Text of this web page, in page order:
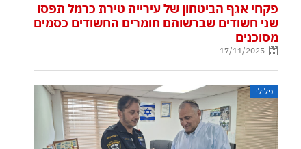
פקחי אגף הביטחון של עיריית טירת כרמל תפסו
שני חשודים שברשותם חומרים החשודים כסמים
מסוכנים
17/11/2025
פלילי